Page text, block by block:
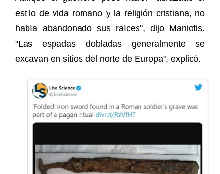
estilo de vida romano y la religión cristiana, no
había abandonado sus raíces", dijo Maniotis.
"Las espadas dobladas generalmente se
excavan en sitios del norte de Europa", explicó.